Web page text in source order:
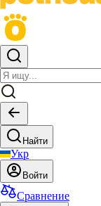
Найти
Укр
Войти
Сравнение